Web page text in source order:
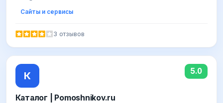
Сайты и сервисы
3 отзывов
К 5.0
Каталог | Pomoshnikov.ru